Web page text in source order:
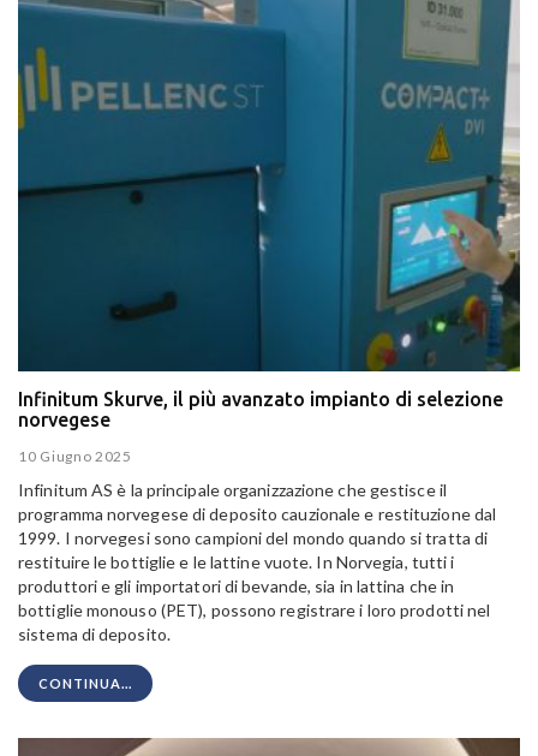
Infinitum Skurve, il più avanzato impianto di selezione
norvegese
10 Giugno 2025
Infinitum ASè la principale organizzazione che gestisce il
programma norvegese di deposito cauzionale e restituzione dal
1999. I norvegesi sono campioni del mondo quando si tratta di
restituire le bottiglie e le lattine vuote. In Norvegia, tutti i
produttori e gli importatori di bevande, sia in lattina che in
bottiglie monouso (PET), possono registrare i loro prodotti nel
sistema di deposito.
CONTINUA...